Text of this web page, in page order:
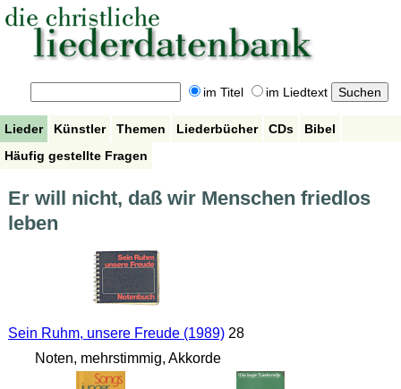
im Titel im Liedtext
Lieder Künstler Themen Liederbücher CDs
Bibel
Häufig gestellte Fragen
Er will nicht, daß wir Menschen friedlos
leben
Sein Ruhm, unsere Freude (1989)28
Noten, mehrstimmig, Akkorde